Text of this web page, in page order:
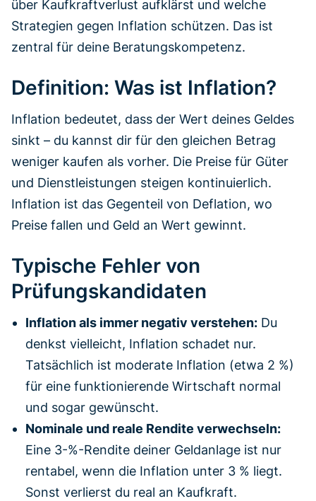
über Kaufkraftverlust aufklärst und welche
Strategien gegen Inflation schützen. Das ist
zentral für deine Beratungskompetenz.
Definition: Was ist Inflation?
Inflation bedeutet, dass der Wert deines Geldes
sinkt – du kannst dir für den gleichen Betrag
weniger kaufen als vorher. Die Preise für Güter
und Dienstleistungen steigen kontinuierlich.
Inflation ist das Gegenteil von Deflation, wo
Preise fallen und Geld an Wert gewinnt.
Typische Fehler von
Prüfungskandidaten
Inflation als immer negativ verstehen: Du
denkst vielleicht, Inflation schadet nur.
Tatsächlich ist moderate Inflation (etwa 2 %)
für eine funktionierende Wirtschaft normal
und sogar gewünscht.
Nominale und reale Rendite verwechseln:
Eine 3-%-Rendite deiner Geldanlage ist nur
rentabel, wenn die Inflation unter 3 % liegt.
Sonst verlierst du real an Kaufkraft.